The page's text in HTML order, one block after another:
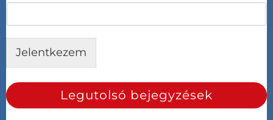
Jelentkezem
Legutolsó bejegyzések